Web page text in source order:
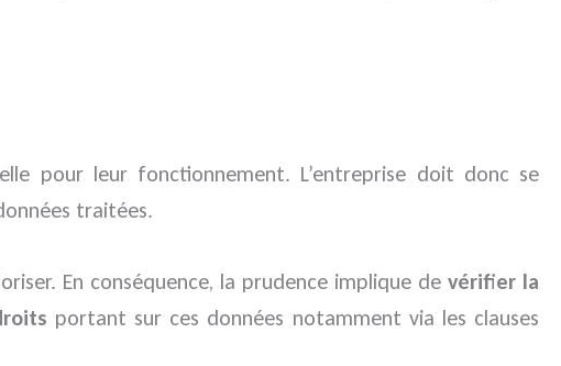
pour leur fonctionnement. L’entreprise doit donc se
traitées.
En conséquence, la prudence implique de vérifier la
portant sur ces données notamment via les clauses